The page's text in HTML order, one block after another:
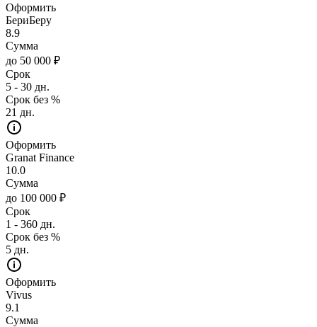
Оформить
БериБеру
8.9
Сумма
до 50 000 ₽
Срок
5 - 30 дн.
Срок без %
21 дн.
Оформить
Granat Finance
10.0
Сумма
до 100 000 ₽
Срок
1 - 360 дн.
Срок без %
5 дн.
Оформить
Vivus
9.1
Сумма